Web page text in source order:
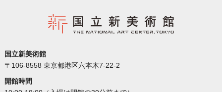
国立新美術館
〒106-8558 東京都港区六本木7-22-2
開館時間